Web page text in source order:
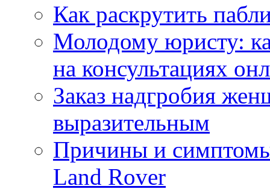
Как раскрутить
Молодому юристу:
на консультациях
Заказ надгробия
выразительным
Причины и
Land Rover